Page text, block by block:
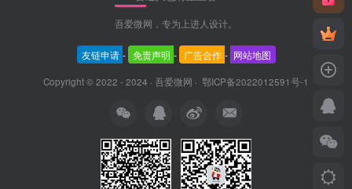
吾爱微网，专为上进人设计。
友链申请 - 免责声明 - 广告合作 - 网站地图
Copyright © 2022 - 2024 · 吾爱微网 · 鄂ICP备2022012591号-1